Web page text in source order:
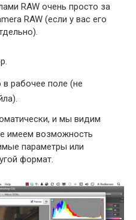
RAW очень просто за
RAW (если у вас его
рабочее поле (не
и мы видим
имеем возможность
параметры или
формат.